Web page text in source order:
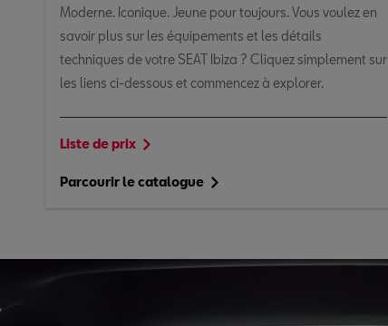
Moderne. Iconique. Jeune pour toujours. Vous voulez en
savoir plus sur les équipements et les détails
techniques de votre SEAT Ibiza ? Cliquez simplement sur
les liens ci-dessous et commencez à explorer.
Liste de prix
Parcourir le catalogue